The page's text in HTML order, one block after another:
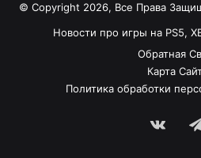
© Copyright 2026, Все Права
Новости про игры на PS5,
Обратная
Карта
Политика обработки